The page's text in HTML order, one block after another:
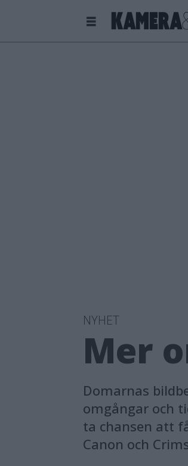
NYHET
Mer
Domarnas
omgångar och
ta chansen att
Canon och